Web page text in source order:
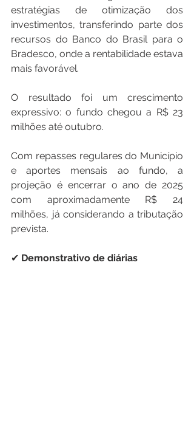
estratégias de otimização dos
investimentos, transferindo parte dos
recursos do Banco do Brasil para o
Bradesco, onde a rentabilidade estava
mais favorável.
O resultado foi um crescimento
expressivo: o fundo chegou a R$ 23
milhões até outubro.
Com repasses regulares do Município
e aportes mensais ao fundo, a
projeção é encerrar o ano de 2025
com aproximadamente R$ 24
milhões, já considerando a tributação
prevista.
✔ Demonstrativo de diárias